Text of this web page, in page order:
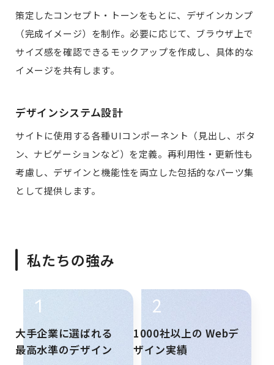
策定したコンセプト・トーンをもとに、デザインカンプ
（完成イメージ）を制作。必要に応じて、ブラウザ上で
サイズ感を確認できるモックアップを作成し、具体的な
イメージを共有します。
デザインシステム設計
サイトに使用する各種UIコンポーネント（見出し、ボタ
ン、ナビゲーションなど）を定義。再利用性・更新性も
考慮し、デザインと機能性を両立した包括的なパーツ集
として提供します。
私たちの強み
1
大手企業に選ばれる
最高水準のデザイン
2
1000社以上の Webデ
ザイン実績